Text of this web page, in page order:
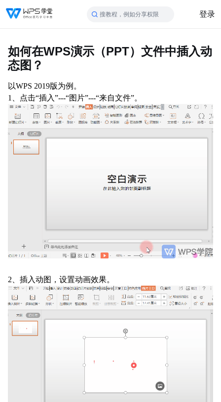
搜教程，例如分享权限 登录
如何在WPS演示（PPT）文件中插入动
态图？
以WPS 2019版为例。
1、点击“插入”---“图片”---“来自文件”。
2、插入动图，设置动画效果。